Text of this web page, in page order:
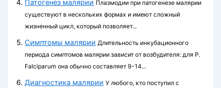
Патогенез малярии Плазмодии при патогенезе малярии
существуют в нескольких формах и имеют сложный
жизненный цикл, который позволяет...
Симптомы малярии Длительность ин­кубационного
периода симптомов малярии зависит от возбудителя: для P.
Falciparum она обычно составляет 9-14...
Диагностика малярии У любого, кто по­ступил с